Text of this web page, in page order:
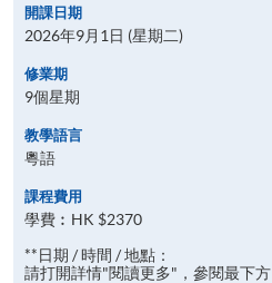
開課日期
2026年9月1日 (星期二)
修業期
9個星期
教學語言
粵語
課程費用
學費︰HK $2370
**日期 / 時間 / 地點：
請打開詳情"閱讀更多"，參閱最下方